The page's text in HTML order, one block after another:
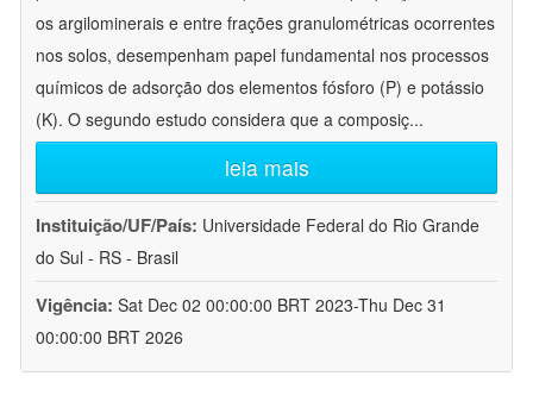
os argilominerais e entre frações granulométricas ocorrentes
nos solos, desempenham papel fundamental nos processos
químicos de adsorção dos elementos fósforo (P) e potássio
(K). O segundo estudo considera que a composiç...
leia mais
Instituição/UF/País: Universidade Federal do Rio Grande
do Sul - RS - Brasil
Vigência: Sat Dec 02 00:00:00 BRT 2023-Thu Dec 31
00:00:00 BRT 2026